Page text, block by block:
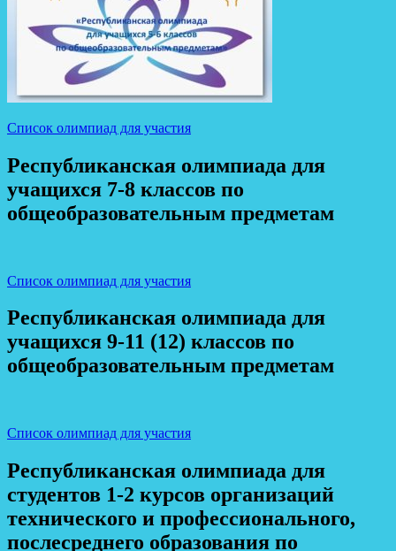
Список олимпиад для участия
Республиканская олимпиада для
учащихся 7-8 классов по
общеобразовательным предметам
Список олимпиад для участия
Республиканская олимпиада для
учащихся 9-11 (12) классов по
общеобразовательным предметам
Список олимпиад для участия
Республиканская олимпиада для
студентов 1-2 курсов организаций
технического и профессионального,
послесреднего образования по